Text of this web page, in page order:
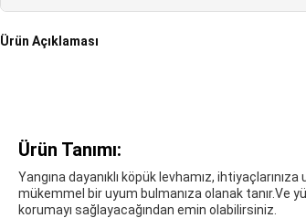
Ürün Açıklaması
Ürün Tanımı:
Yangına dayanıklı köpük levhamız,
mükemmel bir uyum bulmanıza olanak tanır.Ve
korumayı sağlayacağından emin olabilirsiniz.